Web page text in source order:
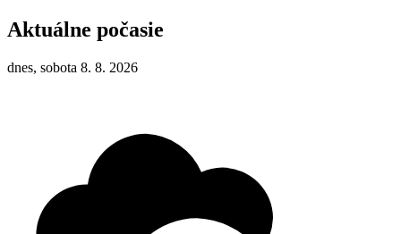
Aktuálne počasie
dnes, sobota 8. 8. 2026